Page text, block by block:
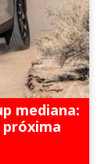
mediana: